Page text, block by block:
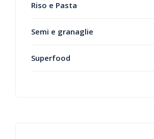
Riso e Pasta
Semi e granaglie
Superfood